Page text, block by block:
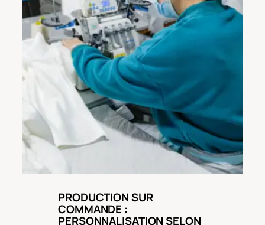
PRODUCTION SUR
COMMANDE :
PERSONNALISATION SELON